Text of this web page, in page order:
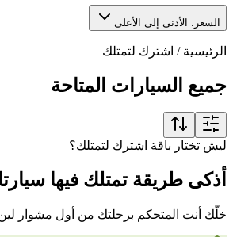
السعر: الأدنى إلى الأعلى
الرئيسية / اشترك لتمتلك
جميع السيارات المتاحة
ليش تختار باقة اشترك لتمتلك؟
أذكى طريقة تمتلك فيها
خلّك أنت المتحكم برحلتك من أول مشوار